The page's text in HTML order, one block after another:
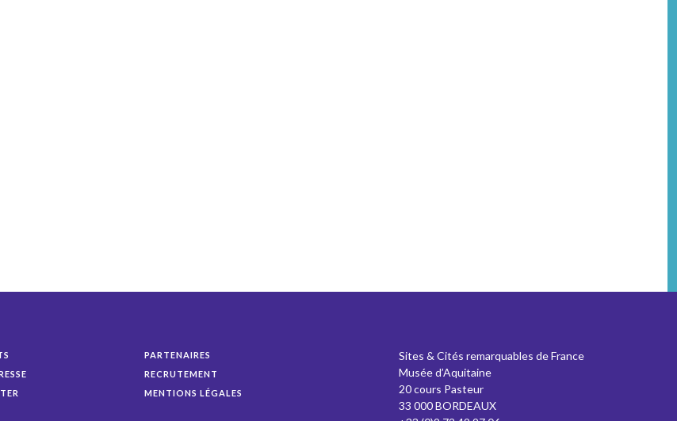
PARTENAIRES
RECRUTEMENT
MENTIONS LÉGALES
Sites & Cités remarquables de France
Musée d’Aquitaine
20 cours Pasteur
33 000 BORDEAUX